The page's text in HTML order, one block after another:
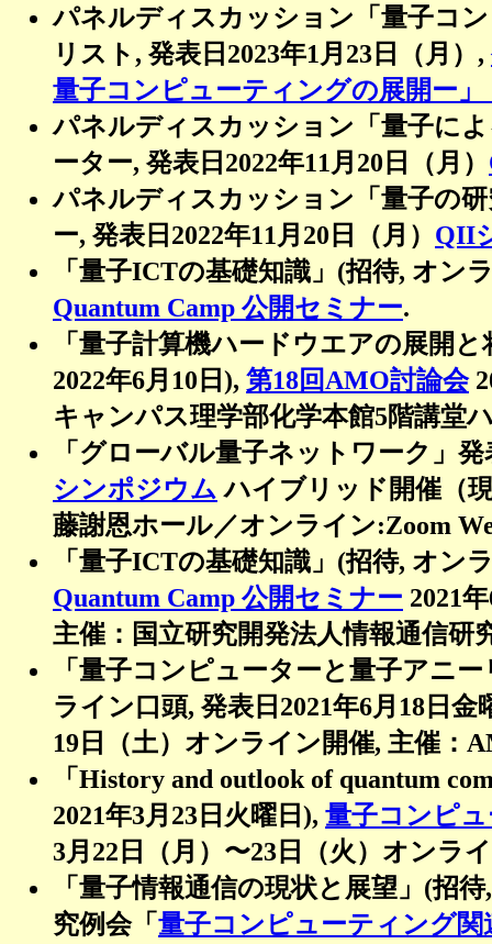
パネルディスカッション「量子コ
リスト, 発表日2023年1月23日（月）,
量子コンピューティングの展開ー
パネルディスカッション「量子に
ーター, 発表日2022年11月20日（月）
パネルディスカッション「量子の
ー, 発表日2022年11月20日（月） QII
「量子ICTの基礎知識」(招待, オン
Quantum Camp 公開セミナー.
「量子計算機ハードウエアの展開
2022年6月10日), 第18回AMO討論会
キャンパス理学部化学本館5階講堂
「グローバル量子ネットワーク」
シンポジウム ハイブリッド開催（
藤謝恩ホール／オンライン:Zoom
「量子ICTの基礎知識」(招待, オン
Quantum Camp 公開セミナー 2021
主催：国立研究開発法人情報通信研
「量子コンピューターと量子アニ
ライン口頭, 発表日2021年6月18日金
19日（土）オンライン開催, 主催：
「History and outlook of quantum
2021年3月23日火曜日), 量子コンピ
3月22日（月）〜23日（火）オンラ
「量子情報通信の現状と展望」(招
究例会「 量子コンピューティング関